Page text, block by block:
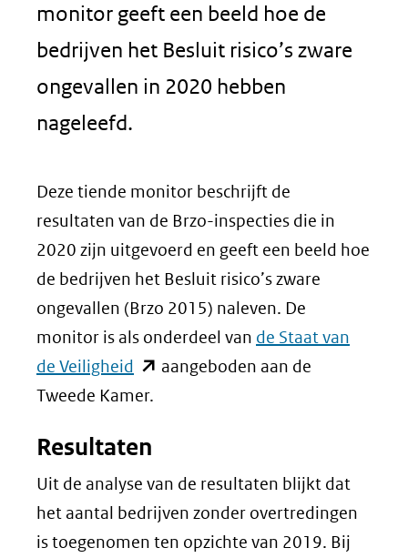
monitor geeft een beeld hoe de
bedrijven het Besluit risico’s zware
ongevallen in 2020 hebben
nageleefd.
Deze tiende monitor beschrijft de
resultaten van de Brzo-inspecties die in
2020 zijn uitgevoerd en geeft een beeld hoe
de bedrijven het Besluit risico’s zware
ongevallen (Brzo 2015) naleven. De
monitor is als onderdeel van de Staat van
de Veiligheid (opent
in
venster)
(verwijst
naar
een
aangeboden aan de
Tweede Kamer.
Resultaten
Uit de analyse van de resultaten blijkt dat
het aantal bedrijven zonder overtredingen
is toegenomen ten opzichte van 2019. Bij